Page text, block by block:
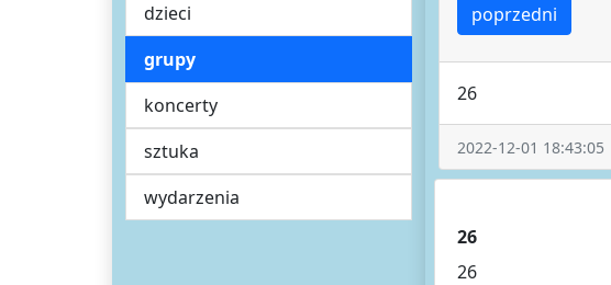
dzieci
grupy
koncerty
sztuka
wydarzenia
poprzedni
26
2022-12-01 18:43:05
26
26